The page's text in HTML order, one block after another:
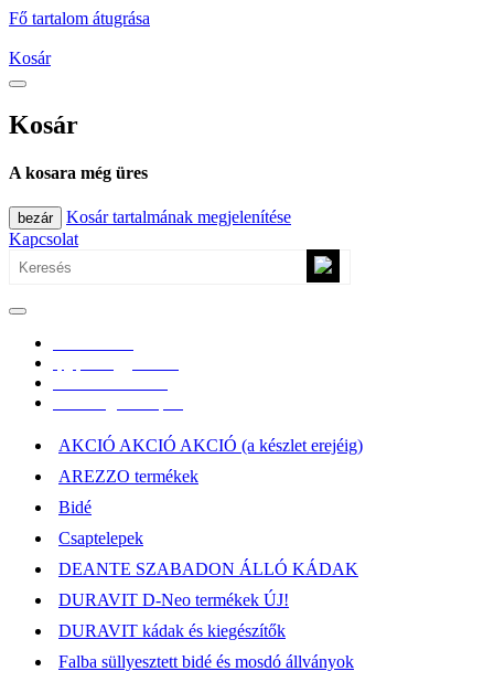
Fő tartalom átugrása
Kosár
Kosár
A kosara még üres
bezár
Kosár tartalmának megjelenítése
Kapcsolat
AKCIÓ AKCIÓ AKCIÓ (a készlet erejéig)
AREZZO termékek
Bidé
Csaptelepek
DEANTE SZABADON ÁLLÓ KÁDAK
DURAVIT D-Neo termékek ÚJ!
DURAVIT kádak és kiegészítők
Falba süllyesztett bidé és mosdó állványok